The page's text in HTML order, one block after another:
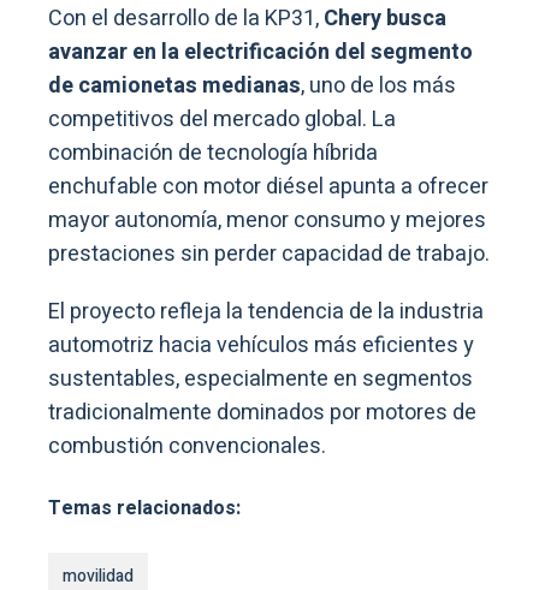
Con el desarrollo de la KP31,Chery busca
avanzar en la electrificación del segmento
de camionetas medianas, uno de los más
competitivos del mercado global. La
combinación de tecnología híbrida
enchufable con motor diésel apunta a ofrecer
mayor autonomía, menor consumo y mejores
prestaciones sin perder capacidad de trabajo.
El proyecto refleja la tendencia de la industria
automotriz hacia vehículos más eficientes y
sustentables, especialmente en segmentos
tradicionalmente dominados por motores de
combustión convencionales.
Temas relacionados:
movilidad